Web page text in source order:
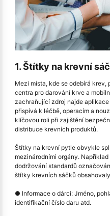
1. Štítky na krevní
Mezi místa, kde se odebírá
centra pro darování krve a
zachraňující zdroj najde
přispívá k léčbě, operacím a
klíčovou roli při zajištění
distribuce krevních produktů.
Štítky na krevní pytle obvykle
mezinárodními orgány.
dodržování standardů
štítky krevních sáčků
● Informace o dárci: Jméno,
identifikační číslo daru atd.